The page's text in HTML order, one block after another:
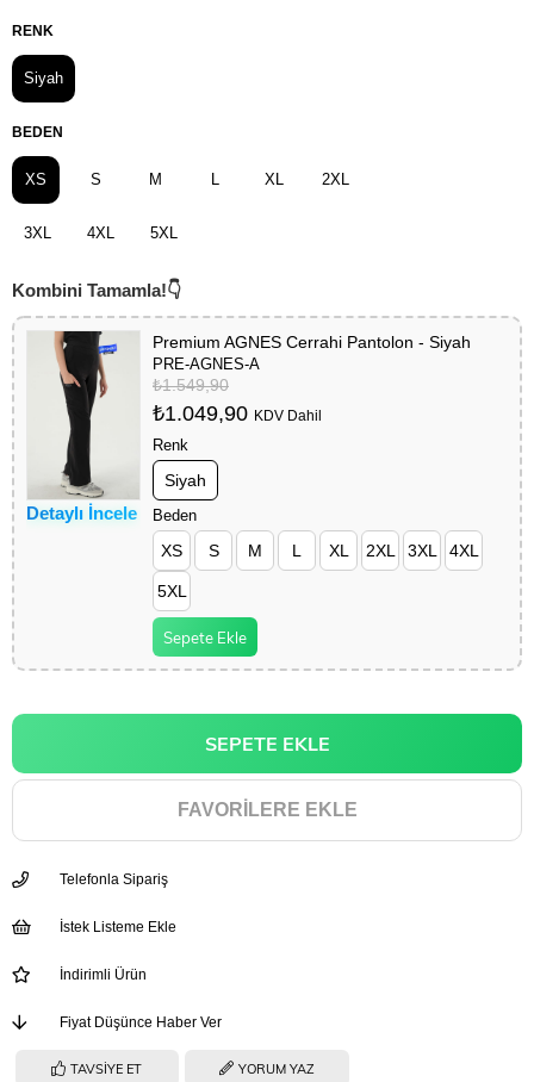
RENK
Siyah
BEDEN
XS S M XL 2XL
3XL 4XL 5XL
Detaylı İncele
Premium AGNES Cerrahi Pantolon - Siyah
PRE-AGNES-A
₺1.549,90
₺1.049,90 KDV Dahil
Renk
Siyah
Beden
XS S M L XL 2XL 3XL 4XL
5XL
Sepete Ekle
FAVORILERE EKLE
Telefonla Sipariş
İstek Listeme Ekle
İndirimli Ürün
Fiyat Düşünce Haber Ver
TAVSIYE ET YORUM YAZ